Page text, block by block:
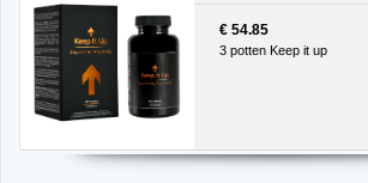
€ 54.85
3 potten Keep it up